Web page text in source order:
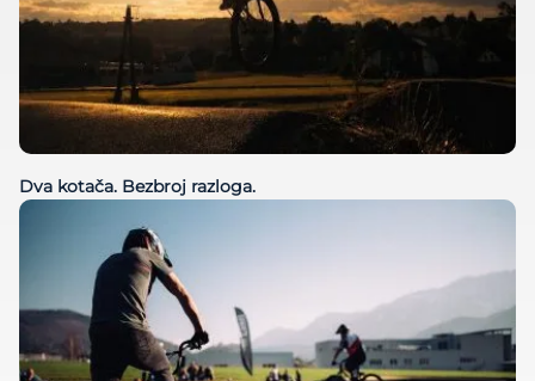
Dva kotača. Bezbroj razloga.